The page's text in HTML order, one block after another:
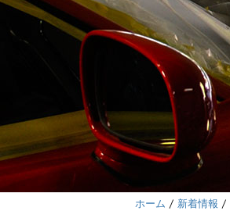
ホーム 新着情報